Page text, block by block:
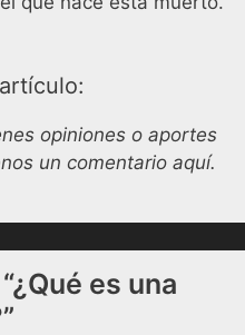
opiniones o aportes
un comentario aquí.
es una